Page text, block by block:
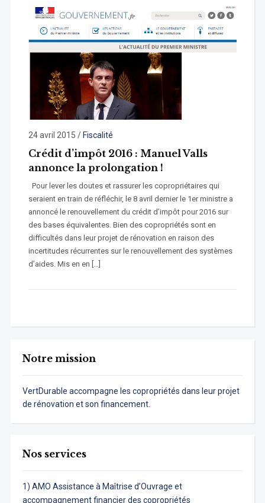
Notre mission
VertDurable accompagne les copropriétés dans leur projet
de rénovation et son financement.
Nos services
1) AMO Assistance à Maîtrise d’Ouvrage et
accompagnement financier des copropriétés
24 avril 2015 / Fiscalité
Crédit d’impôt 2016 : Manuel Valls
annonce la prolongation !
Pour lever les doutes et rassurer les copropriétaires qui
seraient en train de réfléchir, le 8 avril dernier le 1er ministre a
annoncé le renouvellement du crédit d’impôt pour 2016 sur
des bases équivalentes. Bien des copropriétés sont en
difficultés dans leur projet de rénovation en raison des
incertitudes récurrentes sur le renouvellement des systèmes
d’aides. Mis en en […]